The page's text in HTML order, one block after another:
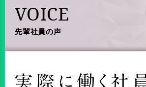
VOICE
先輩社員の声